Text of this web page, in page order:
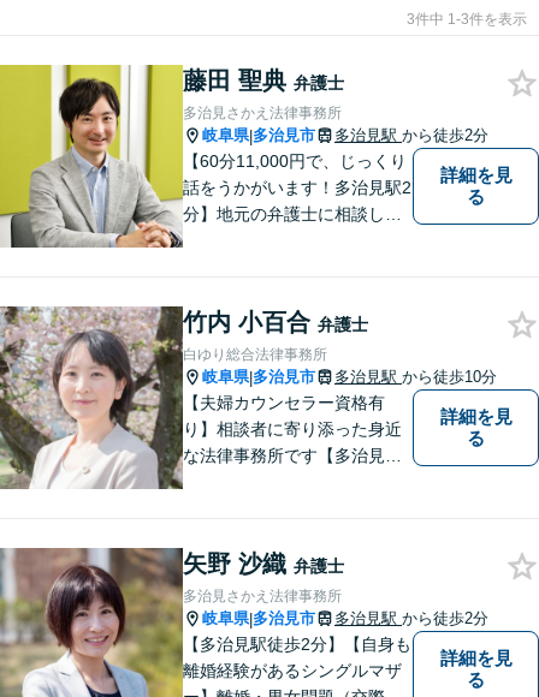
3件中 1-3件を表示
藤田 聖典 弁護士
多治見さかえ法律事務所
岐阜県|多治見市 多治見駅 から徒歩2分
【60分11,000円で、じっくり
話をうかがいます！多治見駅2
分】地元の弁護士に相談した
まで。相談料は、平日営業時
間内は60分11,000円。じっく
り話をうかがいます。
詳細を見
る
竹内 小百合 弁護士
白ゆり総合法律事務所
岐阜県|多治見市 多治見駅 から徒歩10分
【夫婦カウンセラー資格有
り】相談者に寄り添った身近
な法律事務所です【多治見駅
市など東濃地方を中心エリア
として活動している法律事務
所です。
詳細を見
る
矢野 沙織 弁護士
多治見さかえ法律事務所
岐阜県|多治見市 多治見駅 から徒歩2分
【多治見駅徒歩2分】【自身も
離婚経験があるシングルマザ
詳細を見
る